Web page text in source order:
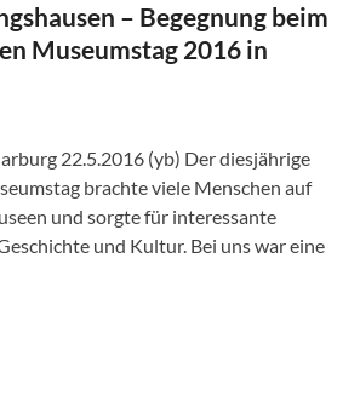
– Begegnung beim
Museumstag 2016 in
22.5.2016 (yb) Der diesjährige
brachte viele Menschen auf
und sorgte für interessante
und Kultur. Bei uns war eine